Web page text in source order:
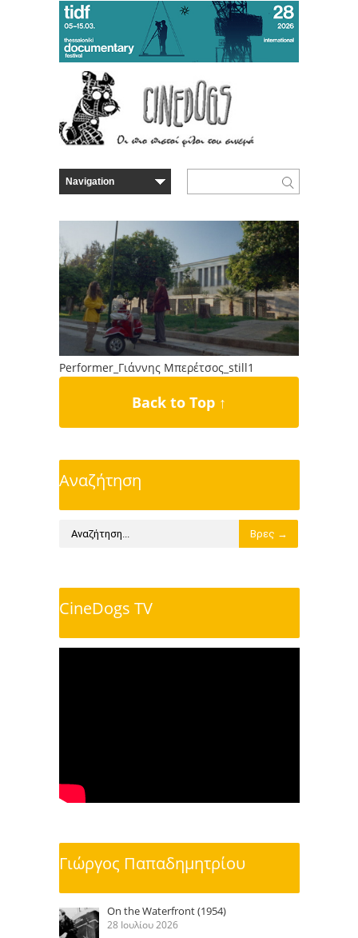
Performer_Γιάννης Μπερέτσος_still1
Back to Top ↑
Αναζήτηση
CineDogs TV
Γιώργος Παπαδημητρίου
On the Waterfront (1954)
28 Ιουλίου 2026